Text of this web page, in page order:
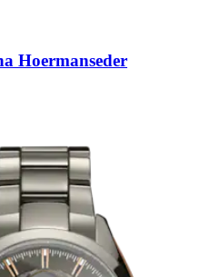
Hoermanseder